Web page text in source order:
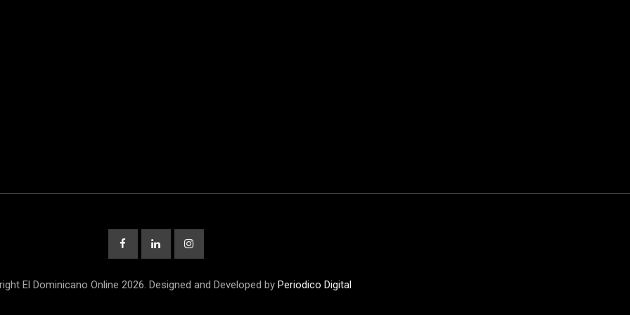
El Dominicano Online 2026. Designed and Developed by Periodico Digital